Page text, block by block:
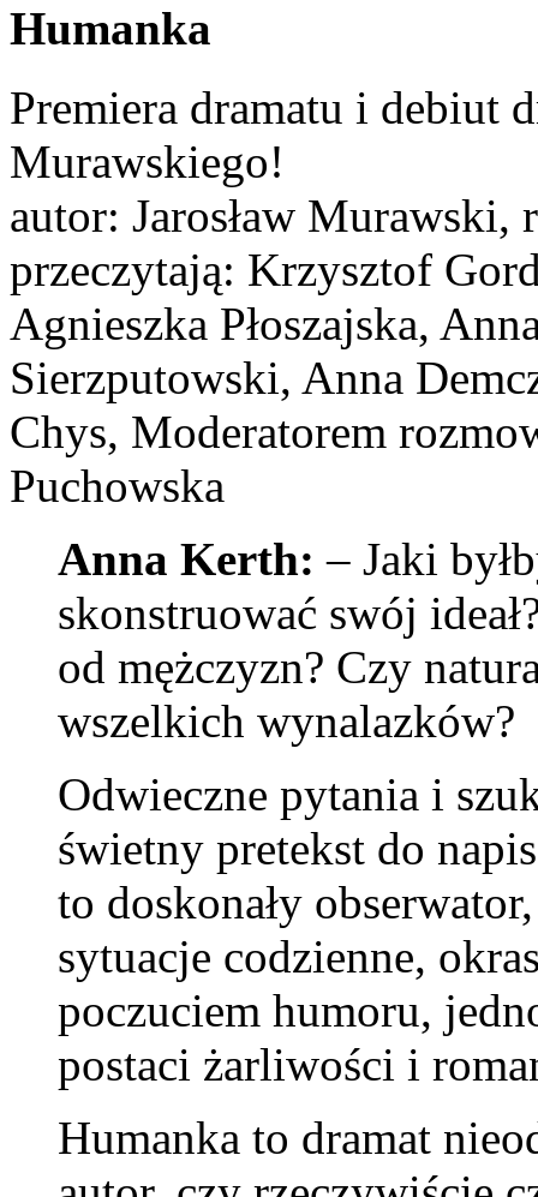
Humanka
Premiera dramatu i debiut
Murawskiego!
autor: Jarosław Murawski,
przeczytają: Krzysztof
Agnieszka Płoszajska,
Sierzputowski, Anna
Chys, Moderatorem
Puchowska
Anna Kerth: – Jaki
skonstruować swój
od mężczyzn? Czy
wszelkich wynalazków?
Odwieczne pytania i
świetny pretekst do
to doskonały
sytuacje codzienne,
poczuciem humoru,
postaci żarliwości i
Humanka to dramat